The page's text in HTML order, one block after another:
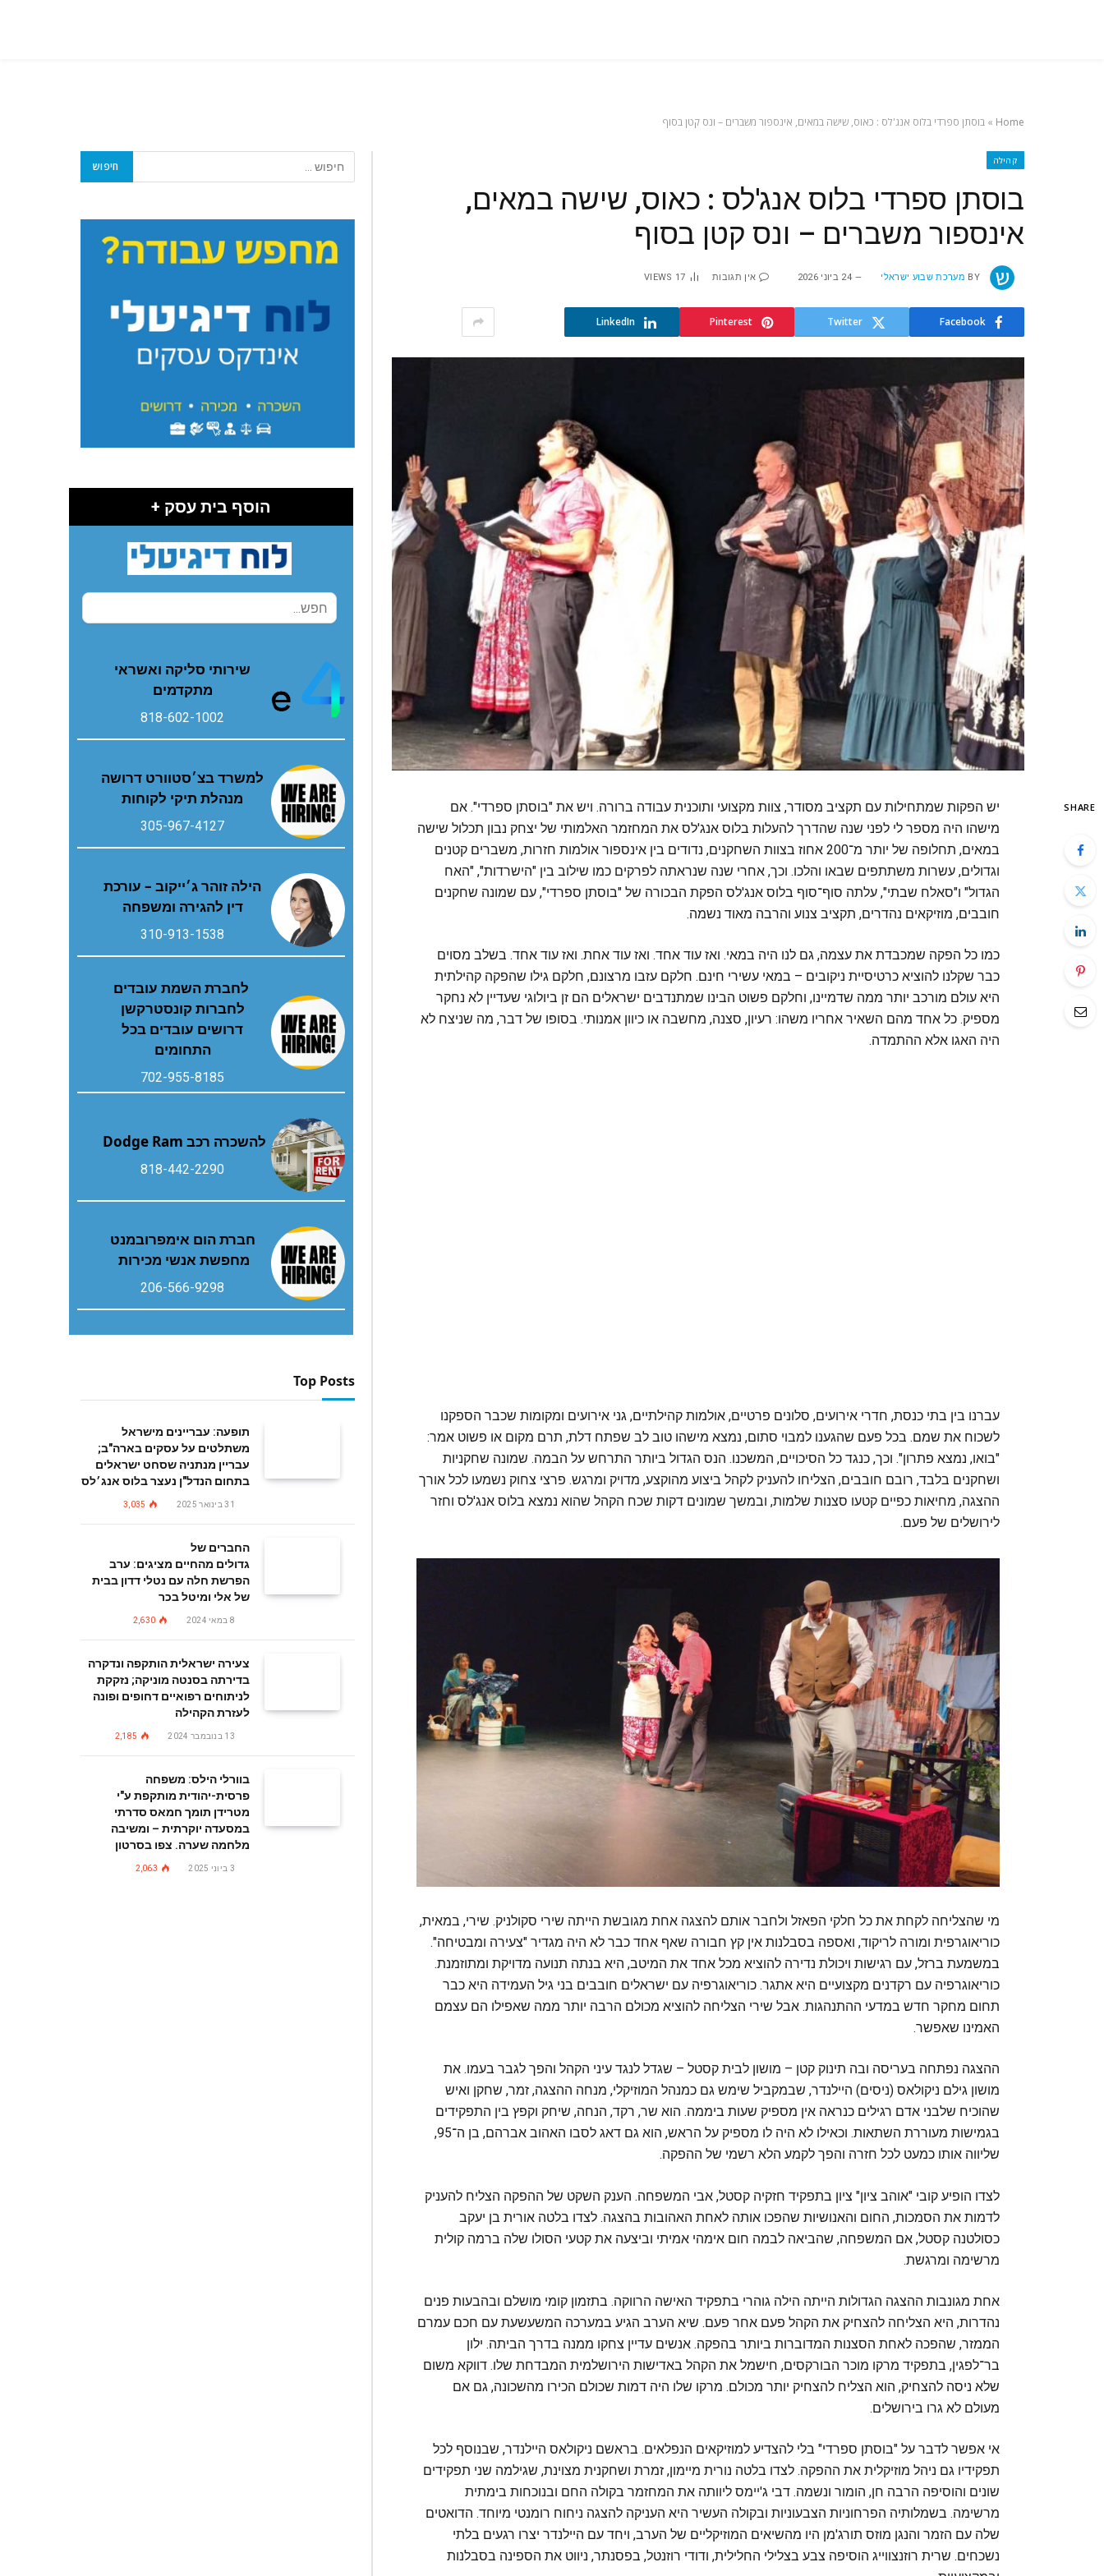
Home
» בוסתן‭ ‬ספרדי‭ ‬בלוס‭ ‬אנג‭'‬לס‭: ‬ כאוס, שישה‭ ‬במאים, אינספור‭ ‬משברים‭ ‬‮–‬‭ ‬ונס‭ ‬קטן‭ ‬בסוף
קהילה
בוסתן‭ ‬ספרדי‭ ‬בלוס‭ ‬אנג‭'‬לס‭: ‬ כאוס, שישה‭ ‬במאים,
אינספור‭ ‬משברים‭ ‬‮–‬‭ ‬ונס‭ ‬קטן‭ ‬בסוף
BY מערכת שבוע ישראלי 24 ביוני 2026 אין תגובות 17
VIEWS
Facebook
Twitter
Pinterest
LinkedIn
SHARE
יש הפקות שמתחילות עם תקציב מסודר, צוות מקצועי ותוכנית עבודה ברורה. ויש את "בוסתן ספרדי". אם
מישהו היה מספר לי לפני שנה שהדרך להעלות בלוס אנג'לס את המחזמר האלמותי של יצחק נבון תכלול שישה
במאים, תחלופה של יותר מ־200 אחוז בצוות השחקנים, נדודים בין אינספור אולמות חזרות, משברים קטנים
וגדולים, עשרות משתתפים שבאו והלכו. וכך, אחרי שנה שנראתה לפרקים כמו שילוב בין "הישרדות", "האח
הגדול" ו"סאלח שבתי", עלתה סוף־סוף בלוס אנג'לס הפקת הבכורה של "בוסתן ספרדי", עם שמונה שחקנים
חובבים, מוזיקאים נהדרים, תקציב צנוע והרבה מאוד נשמה.
כמו כל הפקה שמכבדת את עצמה, גם לנו היה במאי. ואז עוד אחד. ואז עוד אחת. ואז עוד אחד. בשלב מסוים
כבר שקלנו להוציא כרטיסיית ניקובים – במאי עשירי חינם. חלקם עזבו מרצונם, חלקם גילו שהפקה קהילתית
היא עולם מורכב יותר ממה שדמיינו, וחלקם פשוט הבינו שמתנדבים ישראלים הם זן ביולוגי שעדיין לא נחקר
מספיק. כל אחד מהם השאיר אחריו משהו: רעיון, סצנה, מחשבה או כיוון אמנותי. בסופו של דבר, מה שניצח לא
היה האגו אלא ההתמדה.
עברנו בין בתי כנסת, חדרי אירועים, סלונים פרטיים, אולמות קהילתיים, גני אירועים ומקומות שכבר הספקנו
לשכוח את שמם. בכל פעם שהגענו למבוי סתום, נמצא מישהו טוב לב שפתח דלת, תרם מקום או פשוט אמר:
"בואו, נמצא פתרון". וכך, כנגד כל הסיכויים, המשכנו. הנס הגדול ביותר התרחש על הבמה. שמונה שחקניות
ושחקנים בלבד, רובם חובבים, הצליחו להעניק לקהל ביצוע מהוקצע, מדויק ומרגש. פרצי צחוק נשמעו לכל אורך
ההצגה, מחיאות כפיים קטעו סצנות שלמות, ובמשך שמונים דקות שכח הקהל שהוא נמצא בלוס אנג'לס וחזר
לירושלים של פעם.
מי שהצליחה לקחת את כל חלקי הפאזל ולחבר אותם להצגה אחת מגובשת הייתה שירי סקולניק. שירי, במאית,
כוריאוגרפית ומורה לריקוד, ואספה בסבלנות אין קץ חבורה שאף אחד כבר לא היה מגדיר "צעירה ומבטיחה".
במשמעת ברזל, עם רגישות ויכולת נדירה להוציא מכל אחד את המיטב, היא בנתה תנועה מדויקת ומתוזמנת.
כוריאוגרפיה עם רקדנים מקצועיים היא אתגר. כוריאוגרפיה עם ישראלים חובבים בני גיל העמידה היא כבר
תחום מחקר חדש במדעי ההתנהגות. אבל שירי הצליחה להוציא מכולם הרבה יותר ממה שאפילו הם עצמם
האמינו שאפשר.
ההצגה נפתחה בעריסה ובה תינוק קטן – מושון לבית קסטל – שגדל לנגד עיני הקהל והפך לגבר בעמו. את
מושון גילם ניקולאס (ניסים) היילנדר, שבמקביל שימש גם כמנהל המוזיקלי, מנחה ההצגה, זמר, שחקן ואיש
שהוכיח שלבני אדם רגילים כנראה אין מספיק שעות ביממה. הוא שר, רקד, הנחה, שיחק וקפץ בין התפקידים
בגמישות מעוררת השתאות. וכאילו לא היה לו מספיק על הראש, הוא גם דאג לסבו האהוב אברהם, בן ה־95,
שליווה אותו כמעט לכל חזרה והפך לקמע הלא רשמי של ההפקה.
לצדו הופיע קובי "אוהב ציון" ציון בתפקיד חזקיה קסטל, אבי המשפחה. הענק השקט של ההפקה הצליח להעניק
לדמות את הסמכות, החום והאנושיות שהפכו אותה לאחת האהובות בהצגה. לצדו בלטה אורית בן יעקב
כסולטנה קסטל, אם המשפחה, שהביאה לבמה חום אימהי אמיתי וביצעה את קטעי הסולו שלה ברמה קולית
מרשימה ומרגשת.
אחת מגונבות ההצגה הגדולות הייתה הילה גוהרי בתפקיד האישה הרווקה. בתזמון קומי מושלם ובהבעות פנים
נהדרות, היא הצליחה להצחיק את הקהל פעם אחר פעם. שיא הערב הגיע במערכה המשעשעת עם חכם עמרם
הממזר, שהפכה לאחת הסצנות המדוברות ביותר בהפקה. אנשים עדיין צחקו ממנה בדרך הביתה. ילון
בר־לפגין, בתפקיד מרקו מוכר הבורקסים, חישמל את הקהל באדישות הירושלמית המבדחת שלו. דווקא משום
שלא ניסה להצחיק, הוא הצליח להצחיק יותר מכולם. מרקו שלו היה דמות שכולם הכירו מהשכונה, גם אם
מעולם לא גרו בירושלים.
אי אפשר לדבר על "בוסתן ספרדי" בלי להצדיע למוזיקאים הנפלאים. בראשם ניקולאס היילנדר, שבנוסף לכל
תפקידיו גם ניהל מוזיקלית את ההפקה. לצדו בלטה נורית מיימון, זמרת ושחקנית מצוינת, שגילמה שני תפקידים
שונים והוסיפה הרבה חן, הומור ונשמה. דבי ג'יימס ליוותה את המחזמר בקולה החם ובנוכחות בימתית
מרשימה. בשמלותיה הפרחוניות הצבעוניות ובקולה העשיר היא העניקה להצגה ניחוח רומנטי מיוחד. הדואטים
שלה עם הזמר והנגן מוזס תורג'מן היו מהשיאים המוזיקליים של הערב, ויחד עם היילנדר יצרו רגעים בלתי
נשכחים. שרית רוזנצווייג הוסיפה צבע בצלילי החלילית, ודודי רוזנטל, בפסנתר, ניווט את הספינה בסבלנות
הוסף בית עסק +
שירותי סליקה ואשראי
מתקדמים
818-602-1002
למשרד בצ׳סטוורט דרושה
מנהלת תיקי לקוחות
305-967-4127
הילה זוהר ג׳ייקוב – עורכת
דין להגירה ומשפחה
310-913-1538
לחברת השמת עובדים
לחברות קונסטרקשן
דרושים עובדים בכל
התחומים
702-955-8185
להשכרה רכב Dodge Ram
818-442-2290
חברת הום אימפרובמנט
מחפשת אנשי מכירות
206-566-9298
Top Posts
תופעה: עבריינים מישראל
משתלטים על עסקים בארה"ב;
עבריין מנתניה שסחט ישראלים
בתחום הנדל"ן נעצר בלוס אנג׳לס
31 בינואר 2025 3,035
החברים של
גדולים מהחיים מציגים: ערב
הפרשת חלה עם נטלי דדון בבית
של אלי ומיטל בכר
8 במאי 2024 2,630
צעירה ישראלית הותקפה ונדקרה
בדירתה בסנטה מוניקה; נזקקת
לניתוחים רפואיים דחופים ופונה
לעזרת הקהילה
13 בנובמבר 2024 2,185
בוורלי הילס: משפחה
פרסית-יהודית מותקפת ע"י
מטרידן תומך חמאס סדרתי
במסעדה יוקרתית – ומשיבה
מלחמה שערה. צפו בסרטון
3 ביוני 2025 2,063